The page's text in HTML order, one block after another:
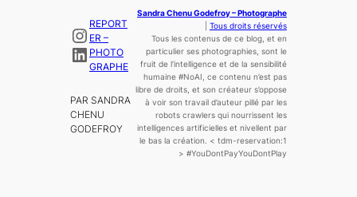
Instagram
LinkedIn
REPORT
ER –
PHOTO
GRAPHE
PAR SANDRA
CHENU
GODEFROY
Sandra Chenu Godefroy – Photographe
Tous droits réservés
Tous les contenus de ce blog, et en
particulier ses photographies, sont le
fruit de l’intelligenceet de la sensibilité
humaine#NoAI, ce contenu n’est pas
libre de droits, et son créateur s’oppose
à voir son travail d’auteur pillé par les
robots crawlers qui nourrissent les
intelligences artificielles et nivellent par
le bas la création. < tdm-reservation:1
> #YouDontPayYouDontPlay